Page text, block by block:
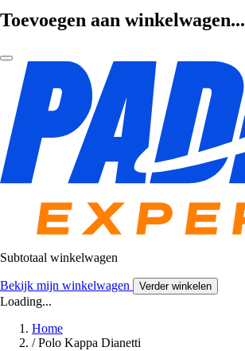
Toevoegen aan winkelwagen...
Subtotaal winkelwagen
Bekijk mijn winkelwagen Verder winkelen
Loading...
Home
/ Polo Kappa Dianetti